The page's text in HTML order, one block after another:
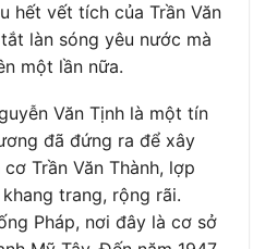
hết vết tích của Trần Văn
làn sóng yêu nước mà
một lần nữa.
Văn Tịnh là một tín
đã đứng ra để xây
Trần Văn Thành, lợp
trang, rộng rãi.
Pháp, nơi đây là cơ sở